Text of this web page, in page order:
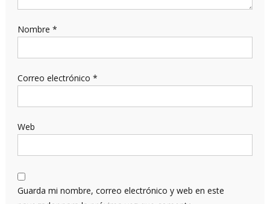
Nombre *
Correo electrónico *
Web
Guarda mi nombre, correo electrónico y web en este